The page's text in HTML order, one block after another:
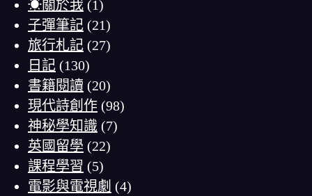
☀關於我 (1)
子彈筆記 (21)
旅行札記 (27)
日記 (130)
書籍閱讀 (20)
現代詩創作 (98)
神秘學知識 (7)
英國留學 (22)
課程學習 (5)
電影與電視劇 (4)